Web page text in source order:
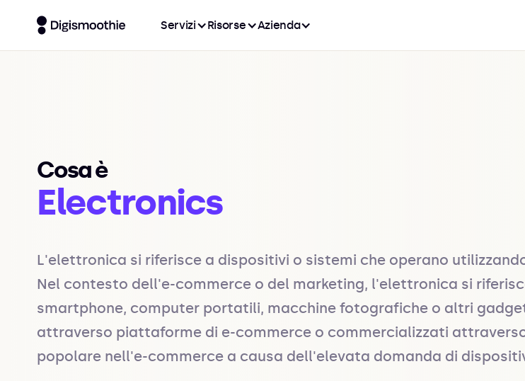
Servizi Risorse Azienda
Cosa è
Electronics
L'elettronica si riferisce a dispositivi o sistemi che operano
Nel contesto dell'e-commerce o del marketing, l'elettronica si
smartphone, computer portatili, macchine fotografiche o altri
attraverso piattaforme di e-commerce o commercializzati
popolare nell'e-commerce a causa dell'elevata domanda di